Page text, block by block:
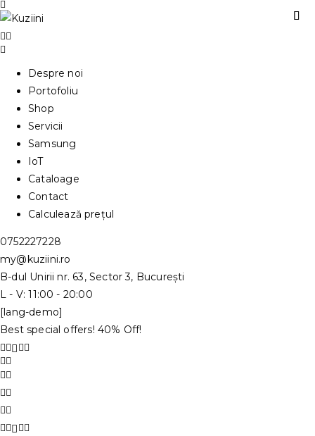
Despre noi
Portofoliu
Shop
Servicii
Samsung
IoT
Cataloage
Contact
Calculează prețul
0752227228
my@kuziini.ro
B-dul Unirii nr. 63, Sector 3, București
L - V: 11:00 - 20:00
[lang-demo]
Best special offers! 40% Off!